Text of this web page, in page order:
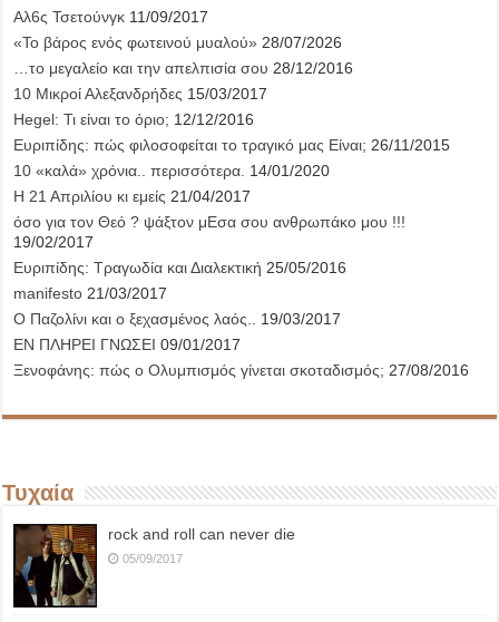
Αλ6ς Τσετούνγκ 11/09/2017
«Το βάρος ενός φωτεινού μυαλού» 28/07/2026
…το μεγαλείο και την απελπισία σου 28/12/2016
10 Μικροί Αλεξανδρήδες 15/03/2017
Hegel: Τι είναι το όριο; 12/12/2016
Ευριπίδης: πώς φιλοσοφείται το τραγικό μας Είναι; 26/11/2015
10 «καλά» χρόνια.. περισσότερα. 14/01/2020
Η 21 Απριλίου κι εμείς 21/04/2017
όσο για τον Θεό ? ψάξτον μΕσα σου ανθρωπάκο μου !!!
19/02/2017
Ευριπίδης: Τραγωδία και Διαλεκτική 25/05/2016
manifesto 21/03/2017
Ο Παζολίνι και ο ξεχασμένος λαός..
19/03/2017
ΕΝ ΠΛΗΡΕΙ ΓΝΩΣΕΙ 09/01/2017
Ξενοφάνης: πώς ο Ολυμπισμός γίνεται σκοταδισμός; 27/08/2016
Τυχαία
rock and roll can never die
05/09/2017